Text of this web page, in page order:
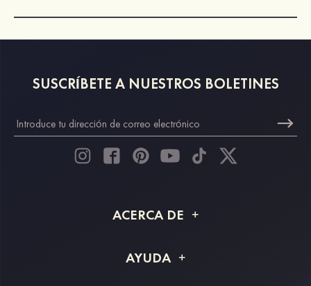
SUSCRÍBETE A NUESTROS BOLETINES
ACERCA DE
Información de envío
AYUDA